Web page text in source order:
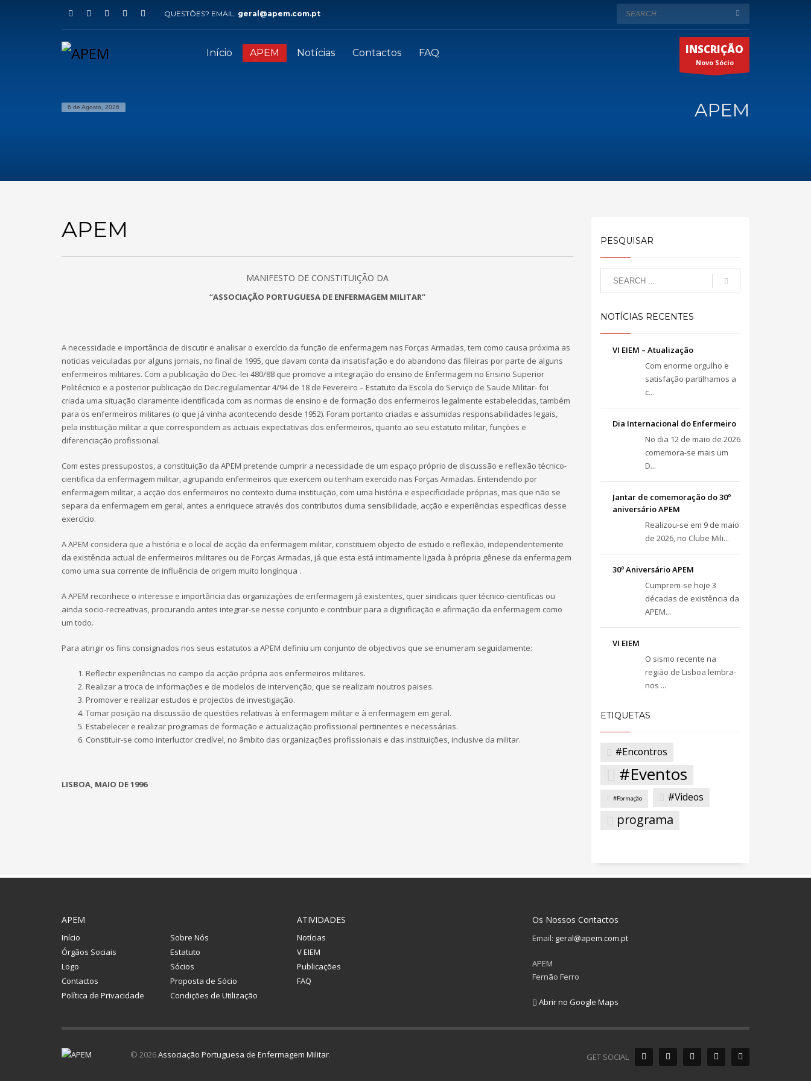
QUESTÕES? EMAIL: geral@apem.com.pt
Início APEM Notícias Contactos FAQ INSCRIÇÃO
Novo Sócio
6 de Agosto, 2026 APEM
APEM
MANIFESTO DE CONSTITUIÇÃO DA
“ASSOCIAÇÃO PORTUGUESA DE ENFERMAGEM MILITAR”
A necessidade e importância de discutir e analisar o exercício da função de enfermagem nas Forças Armadas, tem como causa próxima as
noticias veiculadas por alguns jornais, no final de 1995, que davam conta da insatisfação e do abandono das fileiras por parte de alguns
enfermeiros militares. Com a publicação do Dec.-lei 480/88 que promove a integração do ensino de Enfermagem no Ensino Superior
Politécnico e a posterior publicação do Dec.regulamentar 4/94 de 18 de Fevereiro – Estatuto da Escola do Serviço de Saude Militar- foi
criada uma situação claramente identificada com as normas de ensino e de formação dos enfermeiros legalmente estabelecidas, também
para os enfermeiros militares (o que já vinha acontecendo desde 1952). Foram portanto criadas e assumidas responsabilidades legais,
pela instituição militar a que correspondem as actuais expectativas dos enfermeiros, quanto ao seu estatuto militar, funções e
diferenciação profissional.
Com estes pressupostos, a constituição da APEM pretende cumprir a necessidade de um espaço próprio de discussão e reflexão técnico-
cientifica da enfermagem militar, agrupando enfermeiros que exercem ou tenham exercido nas Forças Armadas. Entendendo por
enfermagem militar, a acção dos enfermeiros no contexto duma instituição, com uma história e especificidade próprias, mas que não se
separa da enfermagem em geral, antes a enriquece através dos contributos duma sensibilidade, acção e experiências especificas desse
exercício.
A APEM considera que a história e o local de acção da enfermagem militar, constituem objecto de estudo e reflexão, independentemente
da existência actual de enfermeiros militares ou de Forças Armadas, já que esta está intimamente ligada à própria gênese da enfermagem
como uma sua corrente de influência de origem muito longínqua .
A APEM reconhece o interesse e importância das organizações de enfermagem já existentes, quer sindicais quer técnico-cientificas ou
ainda socio-recreativas, procurando antes integrar-se nesse conjunto e contribuir para a dignificação e afirmação da enfermagem como
um todo.
Para atingir os fins consignados nos seus estatutos a APEM definiu um conjunto de objectivos que se enumeram seguidamente:
Reflectir experiências no campo da acção própria aos enfermeiros militares.
Realizar a troca de informações e de modelos de intervenção, que se realizam noutros paises.
Promover e realizar estudos e projectos de investigação.
Tomar posição na discussão de questões relativas à enfermagem militar e à enfermagem em geral.
Estabelecer e realizar programas de formação e actualização profissional pertinentes e necessárias.
Constituir-se como interluctor credível, no âmbito das organizações profissionais e das instituições, inclusive da militar.
LISBOA, MAIO DE 1996
PESQUISAR
NOTÍCIAS RECENTES
VI EIEM – Atualização
Com enorme orgulho e
satisfação partilhamos a
c...
Dia Internacional do Enfermeiro
No dia 12 de maio de 2026
comemora-se mais um
D...
Jantar de comemoração do 30º
aniversário APEM
Realizou-se em 9 de maio
de 2026, no Clube Mili...
30º Aniversário APEM
Cumprem-se hoje 3
décadas de existência da
APEM...
VI EIEM
O sismo recente na
região de Lisboa lembra-
nos ...
ETIQUETAS
#Encontros
#Eventos
#Formação #Videos
programa
APEM
Início
Sobre Nós
Órgãos Sociais
Estatuto
Logo
Sócios
Contactos
Proposta de Sócio
Política de Privacidade
Condições de Utilização
ATIVIDADES
Notícias
V EIEM
Publicações
FAQ
Os Nossos Contactos
Email: geral@apem.com.pt
APEM
Fernão Ferro
Abrir no Google Maps
GET SOCIAL
© 2026Associação Portuguesa de Enfermagem Militar.